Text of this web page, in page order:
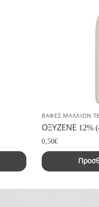
ΒΑΦΕΣ ΜΑΛΛΙΩΝ
ΟΞΥΖΕΝΕ 12%
0,50€